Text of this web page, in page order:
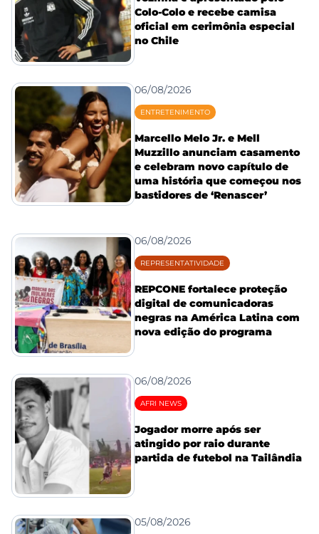
Colo-Colo e recebe camisa
oficial em cerimônia especial
no Chile
06/08/2026
ENTRETENIMENTO
Marcello Melo Jr. e Mell
Muzzillo anunciam casamento
e celebram novo capítulo de
uma história que começou nos
bastidores de ‘Renascer’
06/08/2026
REPRESENTATIVIDADE
REPCONE fortalece proteção
digital de comunicadoras
negras na América Latina com
nova edição do programa
06/08/2026
AFRI NEWS
Jogador morre após ser
atingido por raio durante
partida de futebol na Tailândia
05/08/2026